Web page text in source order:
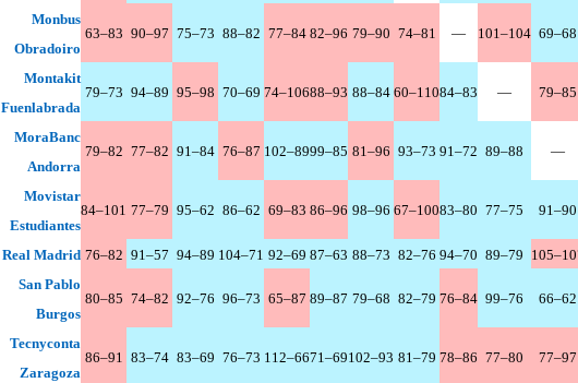
Monbus
Obradoiro
63–83 90–97 75–73 88–82 77–84 82–96 79–90 74–81 — 101–104 69–68
Montakit
Fuenlabrada
79–73 94–89 95–98 70–69 74–10688–93 88–84 60–11084–83 — 79–85
MoraBanc
Andorra
79–82 77–82 91–84 76–87 102–8999–85 81–96 93–73 91–72 89–88 —
Movistar
Estudiantes
84–101 77–79 95–62 86–62 69–83 86–96 98–96 67–10083–80 77–75 91–90
Real Madrid 76–82 91–57 94–89 104–71 92–69 87–63 88–73 82–76 94–70 89–79
San Pablo
Burgos
80–85 74–82 92–76 96–73 65–87 89–87 79–68 82–79 76–84 99–76 66–62
Tecnyconta
Zaragoza
86–91 83–74 83–69 76–73 112–6671–69102–93 81–79 78–86 77–80 77–97